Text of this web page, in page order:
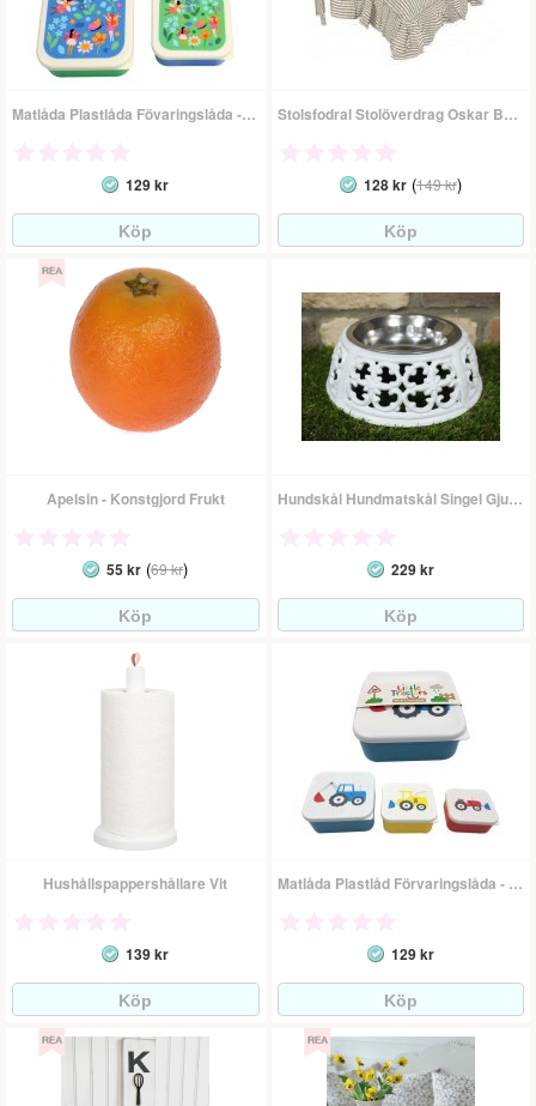
Matlåda Plastlåda Fövaringslåda - Älva
129 kr
Stolsfodral Stolöverdrag Oskar Beige
128 kr(149 kr)
Apelsin - Konstgjord Frukt
55 kr (69 kr)
Hundskål Hundmatskål Singel Gjutjärn
229 kr
Hushållspappershållare Vit
139 kr
Matlåda Plastlåd Förvaringslåda - Traktorer
129 kr